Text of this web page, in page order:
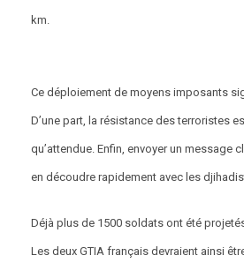
km.
Ce déploiement de moyens imposants
D’une part, la résistance des terroristes
qu’attendue. Enfin, envoyer un message
en découdre rapidement avec les
Déjà plus de 1500 soldats ont été
Les deux GTIA français devraient ainsi